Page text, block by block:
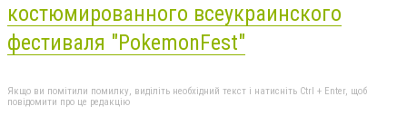
костюмированного всеукраинского
фестиваля "PokemonFest"
Якщо ви помітили помилку, виділіть необхідний текст і натисніть Ctrl + Enter, щоб
повідомити про це редакцію